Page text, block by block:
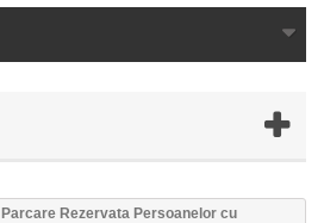
Parcare Rezervata Persoanelor cu